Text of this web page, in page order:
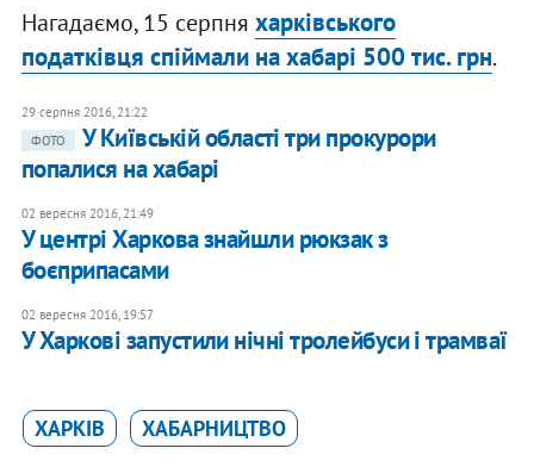
Нагадаємо, 15 серпня харківського
податківця спіймали на хабарі 500 тис. грн.
29 серпня 2016, 21:22
ФОТО
У Київській області три прокурори
попалися на хабарі
02 вересня 2016, 21:49
У центрі Харкова знайшли рюкзак з
боєприпасами
02 вересня 2016, 19:57
У Харкові запустили нічні тролейбуси і трамваї
ХАРКІВ ХАБАРНИЦТВО